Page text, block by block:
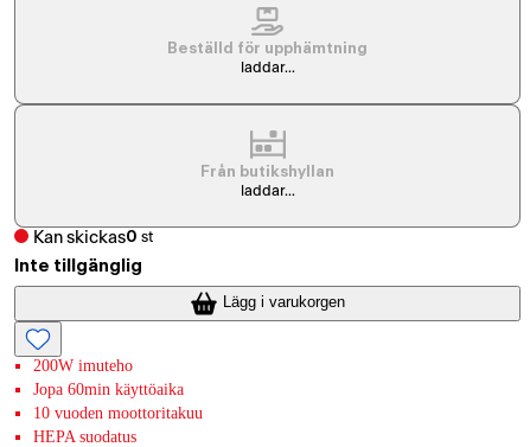
Beställd för upphämtning
laddar...
Från butikshyllan
laddar...
Kan skickas0 st
Inte tillgänglig
Lägg i varukorgen
200W imuteho
Jopa 60min käyttöaika
10 vuoden moottoritakuu
HEPA suodatus